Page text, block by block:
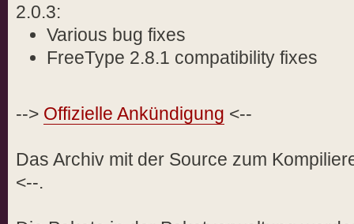
2.0.3:
Various bug fixes
FreeType 2.8.1 compatibility fixes
--> Offizielle Ankündigung <--
Das Archiv mit der Source zum
<--.